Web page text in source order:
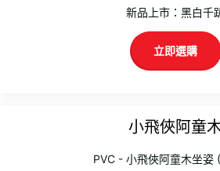
新品上市：黑白千
立即選購
小飛俠阿童
PVC - 小飛俠阿童木坐姿